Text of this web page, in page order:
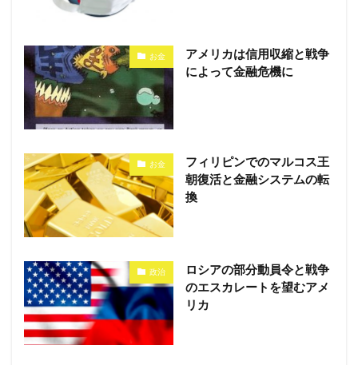
お金
アメリカは信用収縮と戦争
によって金融危機に
お金
フィリピンでのマルコス王
朝復活と金融システムの転
換
政治
ロシアの部分動員令と戦争
のエスカレートを望むアメ
リカ